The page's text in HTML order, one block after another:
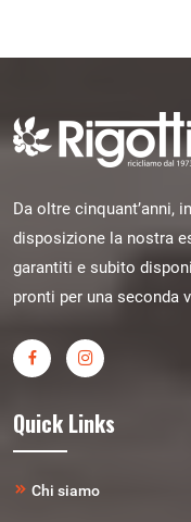
Da oltre cinquant’anni,
disposizione la nostra
garantiti e subito
pronti per una seconda
Quick Links
Chi siamo